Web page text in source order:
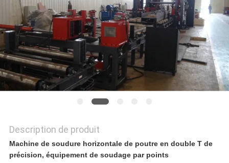
DEMANDEZ
UNE
CITATION
PLAN
SITE
Description de produit
Machine de soudure horizontale de poutre en double T de
précision, équipement de soudage par points